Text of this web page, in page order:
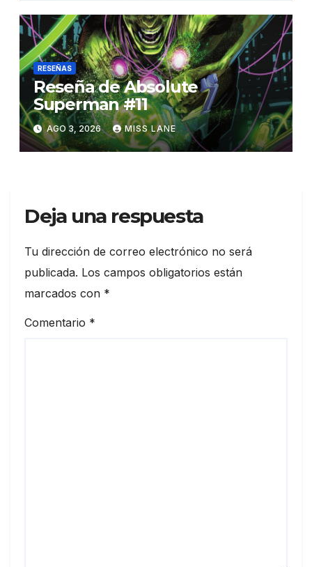
RESEÑAS
Reseña de Absolute
Superman #11
AGO 3, 2026 MISS LANE
Deja una respuesta
Tu dirección de correo electrónico no será
publicada. Los campos obligatorios están
marcados con *
Comentario *